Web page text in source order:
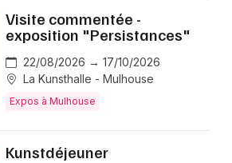
Visite commentée -
exposition "Persistances"
22/08/2026 → 17/10/2026
La Kunsthalle - Mulhouse
Expos à Mulhouse
Kunstdéjeuner